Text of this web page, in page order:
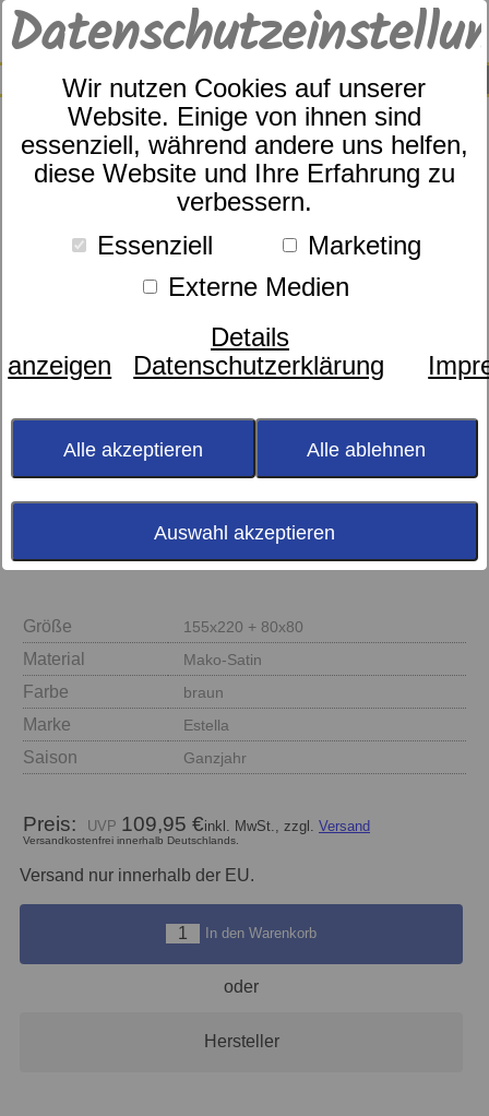
Wir nutzen Cookies auf unserer
Website. Einige von ihnen sind
essenziell, während andere uns helfen,
diese Website und Ihre Erfahrung zu
verbessern.
Essenziell
Marketing
Externe Medien
Details
anzeigen
Datenschutzerklärung
Alle akzeptieren Alle ablehnen
Auswahl akzeptieren
SUCHE
0
Estella Danika Art.Nr.
Größe 155x220 + 80x80
Material Mako-Satin
Farbe braun
Marke Estella
Saison Ganzjahr
Preis: 109,95 €inkl. MwSt., zzgl. Versand
Versandkostenfrei innerhalb Deutschlands.
Versand nur innerhalb der EU.
In den Warenkorb
oder
Hersteller